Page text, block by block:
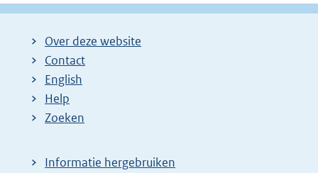
Over deze website
Contact
English
Help
Zoeken
Informatie hergebruiken